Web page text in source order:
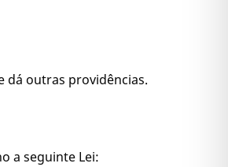
dá outras providências.
a seguinte Lei: